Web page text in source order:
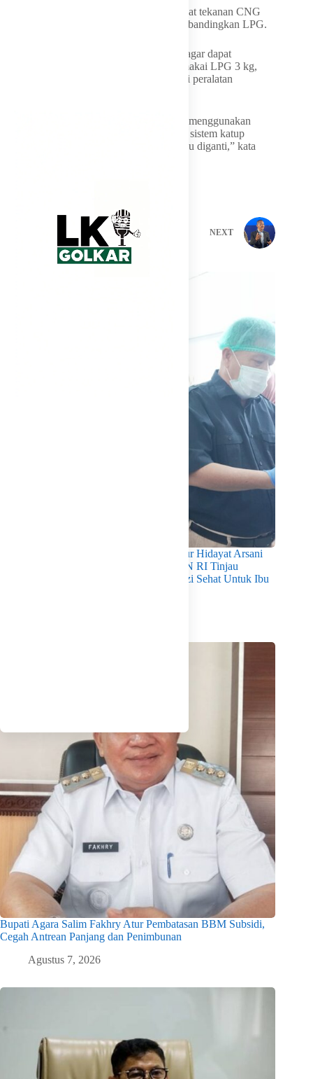
Teknologi tersebut dinilai penting mengingat tekanan CNG
mencapai 200–250 bar, jauh lebih tinggi dibandingkan LPG.
Selain itu, desain tabung juga disesuaikan agar dapat
digunakan pada kompor yang saat ini memakai LPG 3 kg,
sehingga masyarakat tidak perlu mengganti peralatan
“Untuk masyarakat penerima subsidi tetap menggunakan
tabung 3 kg. Saat ini kami sedang menguji sistem katup
pengamannya. Nanti kompornya tidak perlu diganti,” kata
NEXT
Related Posts
Pastikan Kualitas Gizi Terpenuhi, Gubernur Hidayat Arsani
Dampingi Mendukbangga/Kepala BKKBN RI Tinjau
Layanan Program MBG 3B Wujudkan Gizi Sehat Untuk Ibu
Bupati Agara Salim Fakhry Atur Pembatasan BBM Subsidi,
Cegah Antrean Panjang dan Penimbunan
Agustus 7, 2026